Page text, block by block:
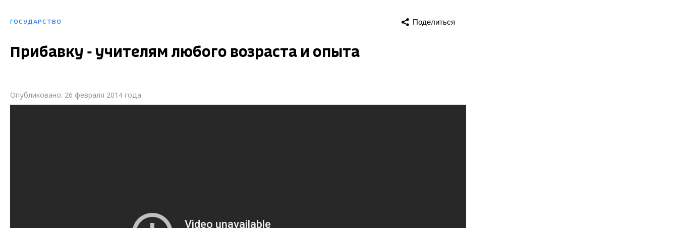
ГОСУДАРСТВО Поделиться
Прибавку - учителям любого возраста и опыта
Опубликовано: 26 февраля 2014 года